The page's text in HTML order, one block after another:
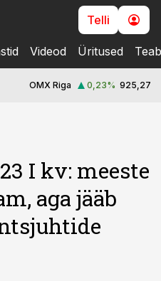
Telli
Videod Üritused
OMX Riga 0,23% 925,27
I kv: meeste
aga jääb